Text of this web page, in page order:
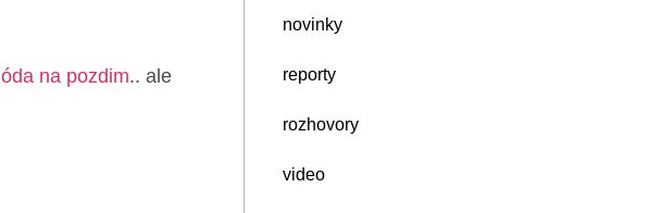
óda na pozdim.. ale
novinky
reporty
rozhovory
video